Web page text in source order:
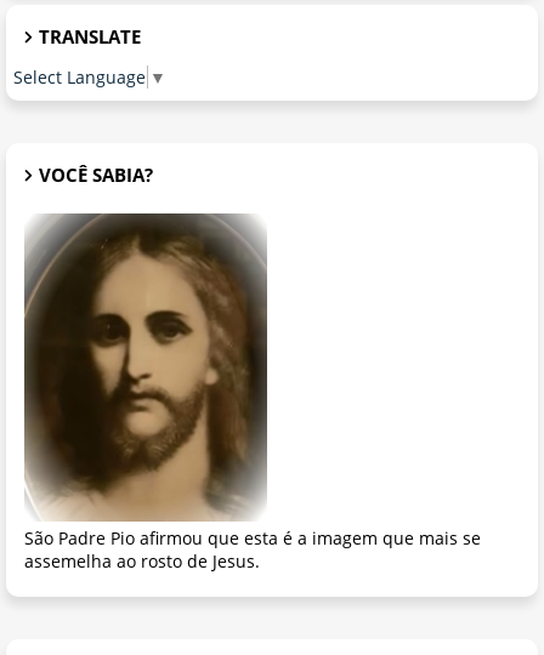
TRANSLATE
Select Language ▼
VOCÊ SABIA?
São Padre Pio afirmou que esta é a imagem que mais se
assemelha ao rosto de Jesus.